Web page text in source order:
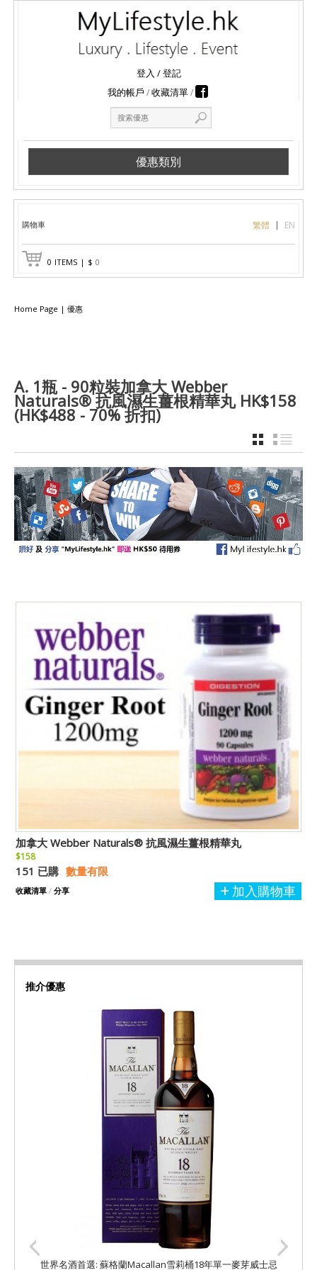
登入 /登記
我的帳戶
收藏清單
優惠類別
購物車 繁體 EN
0 ITEMS | $ 0
Home Page | 優惠
A. 1瓶 - 90粒裝加拿大 Webber
Naturals® 抗風濕生薑根精華丸 HK$158
(HK$488 - 70% 折扣)
GRID
加拿大 Webber Naturals® 抗風濕生薑根精華丸
$158
151 已購 數量有限
加入購物車
收藏清單 / 分享
推介優惠
世界名酒首選: 蘇格蘭Macallan雪莉桶18年單一麥芽威士忌